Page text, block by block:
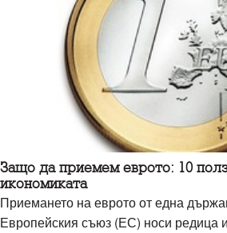
Защо да приемем еврото: 10
икономиката
Приемането на еврото от една
Европейския съюз (ЕС) носи редица